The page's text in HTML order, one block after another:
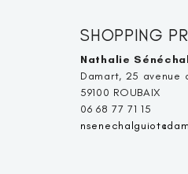
SHOPPING
Nathalie Sénéchal
Damart, 25 avenue
59100 ROUBAIX
06 68 77 71 15